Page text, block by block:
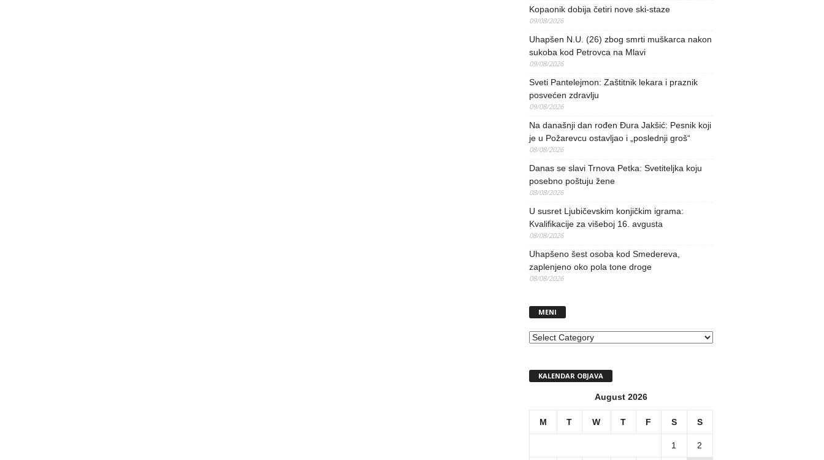
Kopaonik dobija četiri nove ski-staze
09/08/2026
Uhapšen N.U. (26) zbog smrti muškarca nakon
sukoba kod Petrovca na Mlavi
09/08/2026
Sveti Pantelejmon: Zaštitnik lekara i praznik
posvećen zdravlju
09/08/2026
Na današnji dan rođen Đura Jakšić: Pesnik koji
je u Požarevcu ostavljao i „poslednji groš“
08/08/2026
Danas se slavi Trnova Petka: Svetiteljka koju
posebno poštuju žene
08/08/2026
U susret Ljubičevskim konjičkim igrama:
Kvalifikacije za višeboj 16. avgusta
08/08/2026
Uhapšeno šest osoba kod Smedereva,
zaplenjeno oko pola tone droge
08/08/2026
MENI
MENI
KALENDAR OBJAVA
August 2026
M T W T F S S
1 2